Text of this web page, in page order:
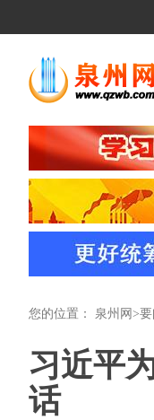
您的位置： 泉州网 >要
习近平
话